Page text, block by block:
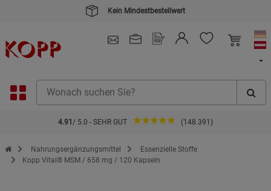
4.91 / 5.0 - SEHR GUT (148.391)
Zur Startseite des Kopp Verlag Online-Shop
Nahrungsergänzungsmittel
Essenzielle Stoffe
Kopp Vital® MSM / 658 mg / 120 Kapseln